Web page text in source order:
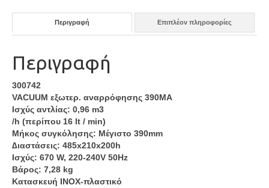
Περιγραφή Επιπλέον πληροφορίες
Περιγραφή
300742
VACUUM εξωτερ. αναρρόφησης 390MA
Ισχύς αντλίας: 0,96 m3
/h (περίπου 16 lt / min)
Μήκος συγκόλησης: Μέγιστο 390mm
∆ιαστάσεις: 485x210x200h
Ισχύς: 670 W, 220-240V 50Hz
Βάρος: 7,28 kg
Κατασκευή INOX-πλαστικό